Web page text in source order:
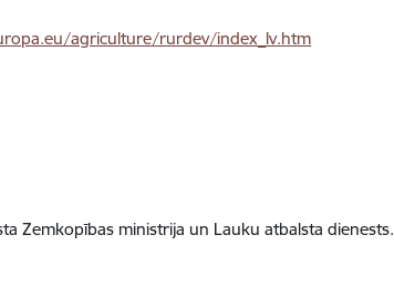
agriculture/rurdev/index_lv.htm
Zemkopības ministrija un Lauku atbalsta dienests.